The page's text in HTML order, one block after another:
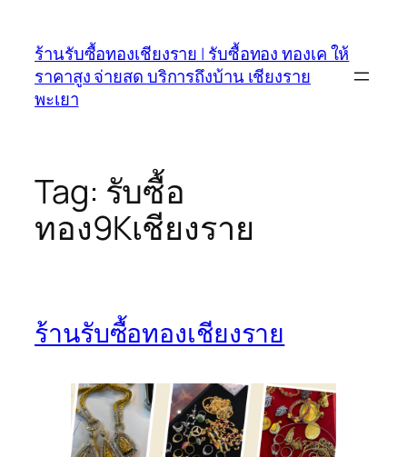
content
ร้านรับซื้อทองเชียงราย | รับซื้อทอง ทองเค ให้
ราคาสูง จ่ายสด บริการถึงบ้าน เชียงราย
พะเยา
Tag: รับซื้อ
ทอง9Kเชียงราย
ร้านรับซื้อทองเชียงราย